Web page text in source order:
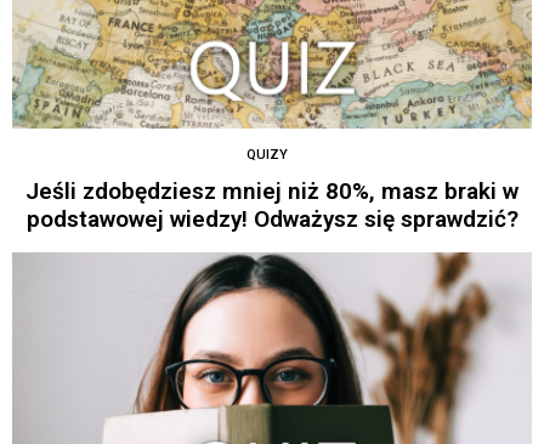
QUIZY
Jeśli zdobędziesz mniej niż 80%, masz braki w
podstawowej wiedzy! Odważysz się sprawdzić?